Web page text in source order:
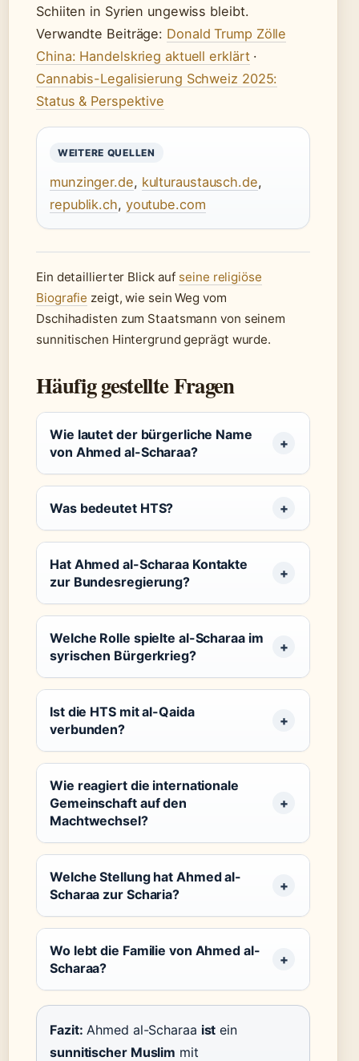
Schiiten in Syrien ungewiss bleibt.
Verwandte Beiträge: Donald Trump Zölle
China: Handelskrieg aktuell erklärt·
Cannabis-Legalisierung Schweiz 2025:
Status & Perspektive
WEITERE QUELLEN
munzinger.de, kulturaustausch.de,
republik.ch, youtube.com
Ein detaillierter Blick auf seine religiöse
Biografie zeigt, wie sein Weg vom
Dschihadisten zum Staatsmann von seinem
sunnitischen Hintergrund geprägt wurde.
Häufig gestellte Fragen
Wie lautet der bürgerliche Name
von Ahmed al-Scharaa?
Was bedeutet HTS?
Hat Ahmed al-Scharaa Kontakte
zur Bundesregierung?
Welche Rolle spielte al-Scharaa im
syrischen Bürgerkrieg?
Ist die HTS mit al-Qaida
verbunden?
Wie reagiert die internationale
Gemeinschaft auf den
Machtwechsel?
Welche Stellung hat Ahmed al-
Scharaa zur Scharia?
Wo lebt die Familie von Ahmed al-
Scharaa?
Fazit: Ahmed al-Scharaa ist ein
sunnitischer Muslim mit